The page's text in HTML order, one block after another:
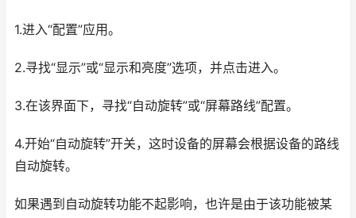
1.进入“配置”应用。
2.寻找“显示”或“显示和亮度”选项，并点击进入。
3.在该界面下，寻找“自动旋转”或“屏幕路线”配置。
4.开始“自动旋转”开关，这时设备的屏幕会根据设备的路线
自动旋转。
如果遇到自动旋转功能不起影响，也许是由于该功能被某